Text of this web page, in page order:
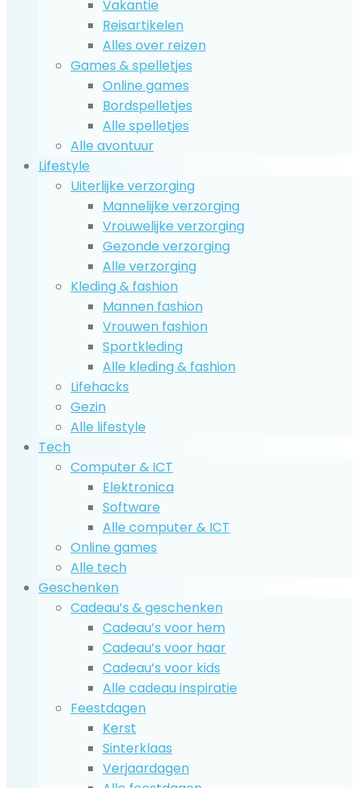
Vakantie
Reisartikelen
Alles over reizen
Games & spelletjes
Online games
Bordspelletjes
Alle spelletjes
Alle avontuur
Lifestyle
Uiterlijke verzorging
Mannelijke verzorging
Vrouwelijke verzorging
Gezonde verzorging
Alle verzorging
Kleding & fashion
Mannen fashion
Vrouwen fashion
Sportkleding
Alle kleding & fashion
Lifehacks
Gezin
Alle lifestyle
Tech
Computer & ICT
Elektronica
Software
Alle computer & ICT
Online games
Alle tech
Geschenken
Cadeau’s & geschenken
Cadeau’s voor hem
Cadeau’s voor haar
Cadeau’s voor kids
Alle cadeau inspiratie
Feestdagen
Kerst
Sinterklaas
Verjaardagen